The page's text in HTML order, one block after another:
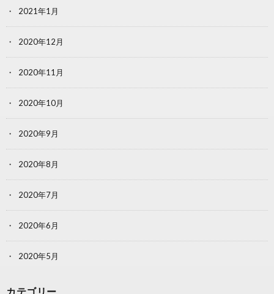
2021年1月
2020年12月
2020年11月
2020年10月
2020年9月
2020年8月
2020年7月
2020年6月
2020年5月
カテゴリー